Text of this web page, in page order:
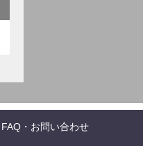
FAQ・お問い合わせ